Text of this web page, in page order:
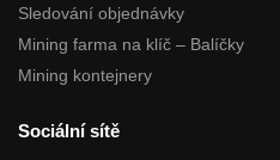
Sledování objednávky
Mining farma na klíč – Balíčky
Mining kontejnery
Sociální sítě